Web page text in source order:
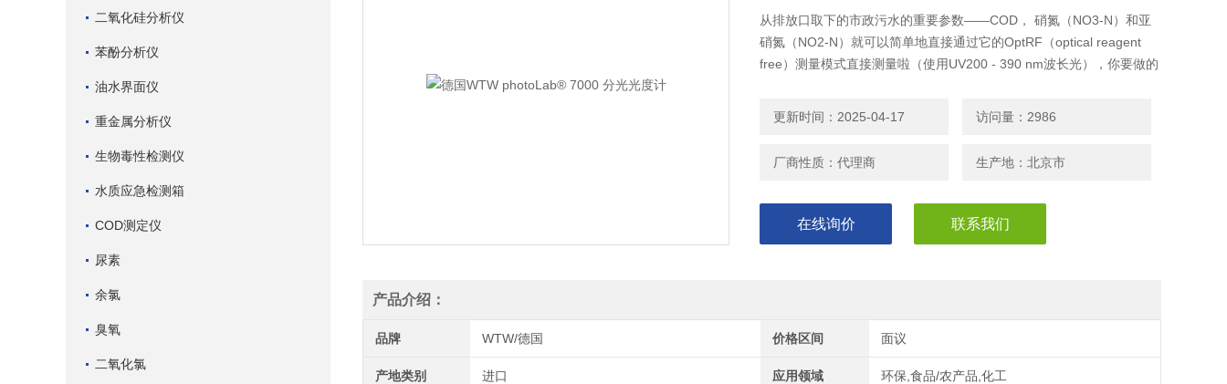
二氧化硅分析仪
苯酚分析仪
油水界面仪
重金属分析仪
生物毒性检测仪
水质应急检测箱
COD测定仪
尿素
余氯
臭氧
二氧化氯
从排放口取下的市政污水的重要参数——COD， 硝氮（NO3-N）和亚
硝氮（NO2-N）就可以简单地直接通过它的OptRF（optical reagent
free）测量模式直接测量啦（使用UV200 - 390 nm波长光），你要做的
WTW photoLab® 7000 分光光度计
更新时间：2025-04-17 访问量：2986
厂商性质：代理商 生产地：北京市
在线询价 联系我们
产品介绍：
品牌 WTW/德国 价格区间 面议
产地类别 进口 应用领域 环保,食品/农产品,化工